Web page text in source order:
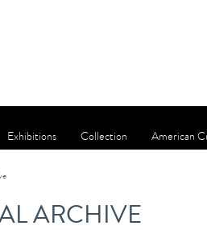
Exhibitions Collection American
ARCHIVE